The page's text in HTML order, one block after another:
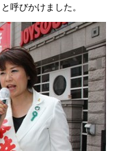
呼びかけました。